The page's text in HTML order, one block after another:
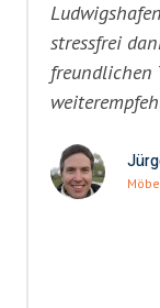
stressfrei
freundlichen